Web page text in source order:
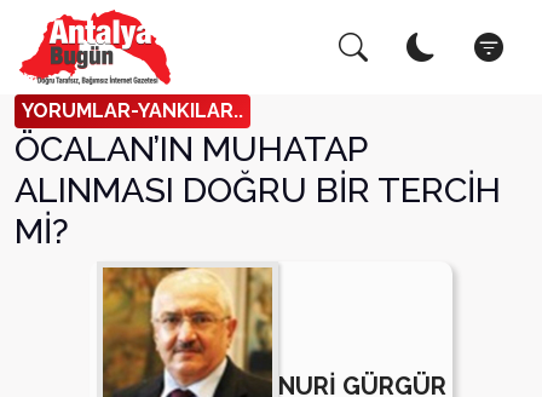
YORUMLAR-YANKILAR..
ÖCALAN’IN MUHATAP
ALINMASI DOĞRU BİR TERCİH
Mİ?
NURİ GÜRGÜR
Arama Yap! Kapat